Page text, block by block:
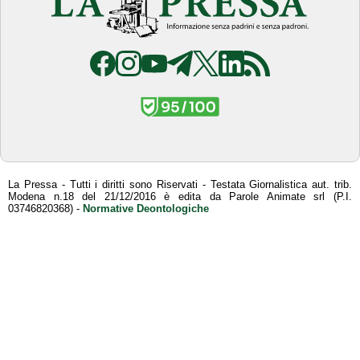
La Pressa - Tutti i diritti sono Riservati - Testata Giornalistica aut. trib.
Modena n.18 del 21/12/2016 è edita da Parole Animate srl (P.I.
03746820368) - Normative Deontologiche